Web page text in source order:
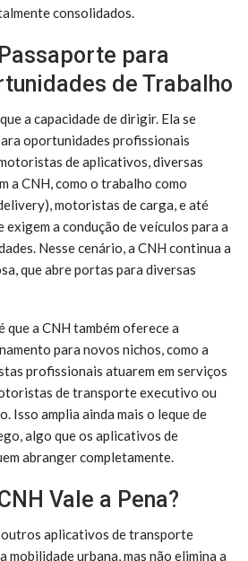
consolidados.
para
de Trabalho
a capacidade de dirigir. Ela se
oportunidades profissionais
de aplicativos, diversas
a CNH, como o trabalho como
motoristas de carga, e até
exigem a condução de veículos para a
Nesse cenário, a CNH continua a
que abre portas para diversas
a CNH também oferece a
para novos nichos, como a
profissionais atuarem em serviços
de transporte executivo ou
Isso amplia ainda mais o leque de
algo que os aplicativos de
abranger completamente.
Vale a Pena?
outros aplicativos de transporte
mobilidade urbana, mas não elimina a